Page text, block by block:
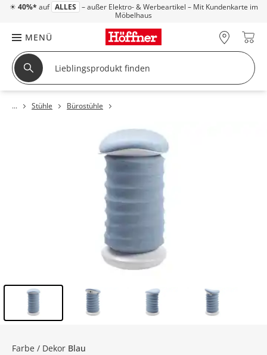
☀ 40%* auf ALLES – außer Elektro- & Werbeartikel – Mit Kundenkarte im
Möbelhaus
MENÜ
Stühle Bürostühle
Farbe / Dekor Blau